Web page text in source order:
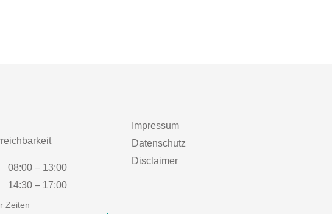
08:00 – 13:00
14:30 – 17:00
Zeiten
Impressum
Datenschutz
Disclaimer